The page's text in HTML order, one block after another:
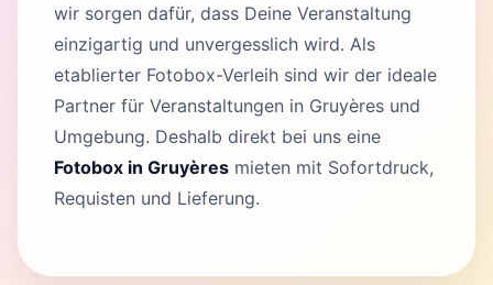
wir sorgen dafür, dass Deine Veranstaltung
einzigartig und unvergesslich wird. Als
etablierter Fotobox-Verleih sind wir der ideale
Partner für Veranstaltungen in Gruyères und
Umgebung. Deshalb direkt bei uns eine
Fotobox in Gruyères mieten mit Sofortdruck,
Requisten und Lieferung.